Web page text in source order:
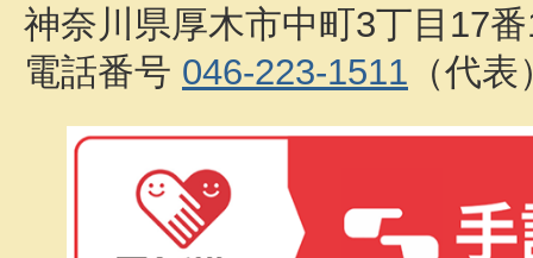
神奈川県厚木市中町3丁目17
電話番号 046-223-1511 （代表